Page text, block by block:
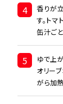
4
香りが
す。ト
缶汁ご
5
ゆで上
オリー
がら加